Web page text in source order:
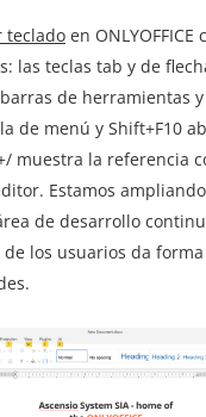
teclado en
las teclas tab y de
de herramientas
de menú y Shift+F10
muestra la referencia
Estamos
de desarrollo
los usuarios da